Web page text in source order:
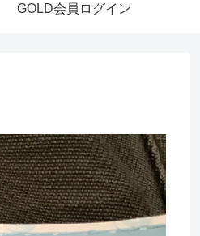
GOLD会員ログイン